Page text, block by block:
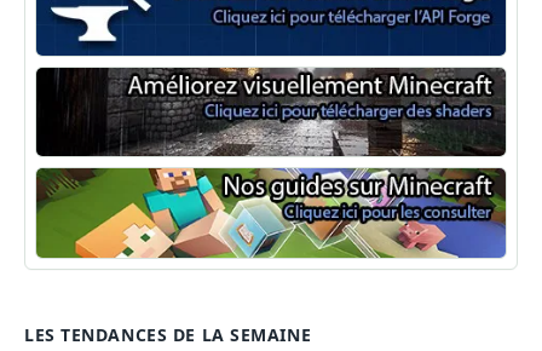
Minecraft Forge
Shaders Minecraft
Guide Minecraft
LES TENDANCES DE LA SEMAINE